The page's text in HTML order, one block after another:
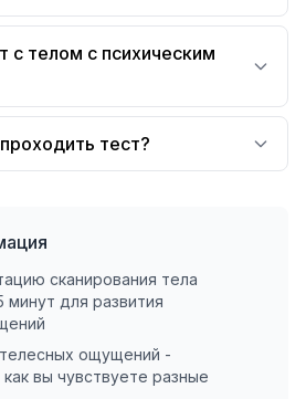
с телом с психическим
тест?
сканирования тела
минут для развития
ощущений -
вы чувствуете разные